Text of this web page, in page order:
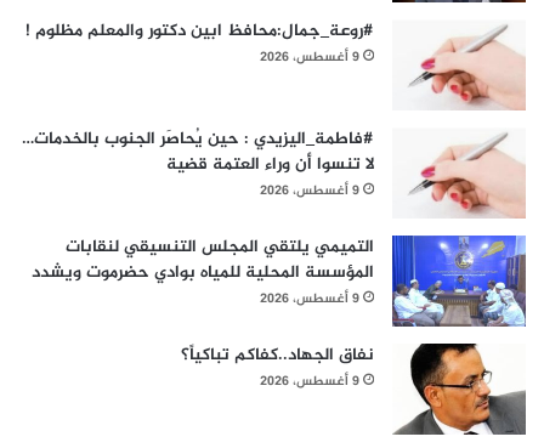
#روعة_جمال:محافظ ابين دكتور والمعلم مظلوم !
9 أغسطس، 2026
#فاطمة_اليزيدي : حين يُحاصَر الجنوب بالخدمات…
لا تنسوا أن وراء العتمة قضية
9 أغسطس، 2026
التميمي يلتقي المجلس التنسيقي لنقابات
المؤسسة المحلية للمياه بوادي حضرموت ويشدد
9 أغسطس، 2026
نفاق الجهاد..كفاكم تباكياً؟
9 أغسطس، 2026